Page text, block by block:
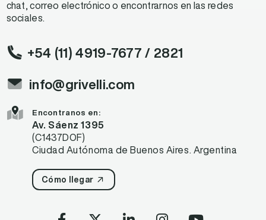
chat, correo electrónico o encontrarnos en las redes
sociales.
+54 (11) 4919-7677 / 2821
info@grivelli.com
Encontranos en:
Av. Sáenz 1395
(C1437DOF)
Ciudad Autónoma de Buenos Aires. Argentina
Cómo llegar